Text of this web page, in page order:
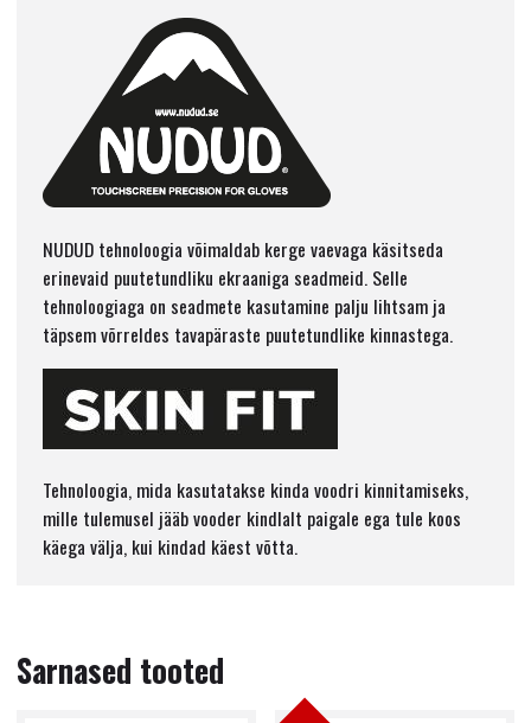
NUDUD tehnoloogia võimaldab kerge vaevaga käsitseda
erinevaid puutetundliku ekraaniga seadmeid. Selle
tehnoloogiaga on seadmete kasutamine palju lihtsam ja
täpsem võrreldes tavapäraste puutetundlike kinnastega.
Tehnoloogia, mida kasutatakse kinda voodri kinnitamiseks,
mille tulemusel jääb vooder kindlalt paigale ega tule koos
käega välja, kui kindad käest võtta.
Sarnased tooted